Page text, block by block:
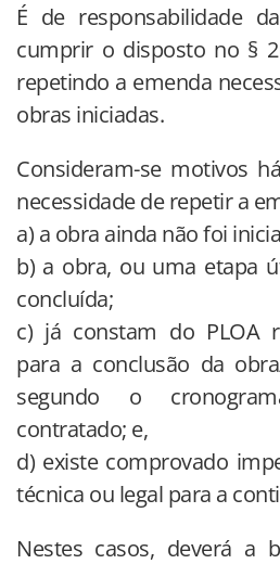
É de responsabilidade
cumprir o disposto no §
repetindo a emenda
obras iniciadas.
Consideram-se motivos
necessidade de repetir a
a) a obra ainda não foi
b) a obra, ou uma etapa
concluída;
c) já constam do PLOA
para a conclusão da
segundo o
contratado; e,
d) existe comprovado
técnica ou legal para a
Nestes casos, deverá a